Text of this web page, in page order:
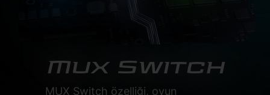
Mux Switch
MUX Switch özelliği, oyun